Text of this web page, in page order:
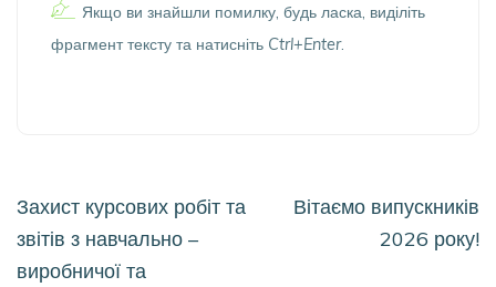
Якщо ви знайшли помилку, будь ласка, виділіть
фрагмент тексту та натисніть Ctrl+Enter.
Навігація
записів
Захист курсових робіт та
звітів з навчально –
виробничої та
Вітаємо випускників
2026 року!